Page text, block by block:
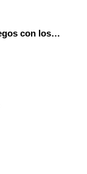
Programa con Scratch juegos con los partidos del mundial 2026 ganados por España